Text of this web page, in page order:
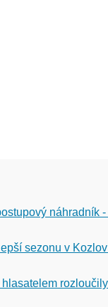
náhradník
sezonu v